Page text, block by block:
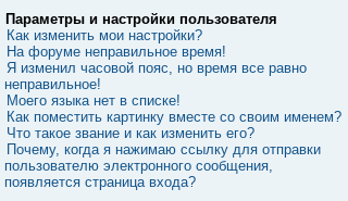
Параметры и настройки пользователя
Как изменить мои настройки?
На форуме неправильное время!
Я изменил часовой пояс, но время все равно
неправильное!
Моего языка нет в списке!
Как поместить картинку вместе со своим именем?
Что такое звание и как изменить его?
Почему, когда я нажимаю ссылку для отправки
пользователю электронного сообщения,
появляется страница входа?